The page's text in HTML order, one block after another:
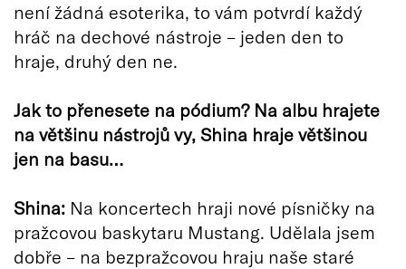
není žádná esoterika, to vám potvrdí každý
hráč na dechové nástroje – jeden den to
hraje, druhý den ne.
Jak to přenesete na pódium? Na albu hrajete
na většinu nástrojů vy, Shina hraje většinou
jen na basu…
Shina: Na koncertech hraji nové písničky na
pražcovou baskytaru Mustang. Udělala jsem
dobře – na bezpražcovou hraju naše staré